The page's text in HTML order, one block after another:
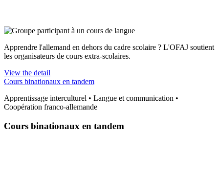
Apprendre l'allemand en dehors du cadre scolaire ? L'OFAJ soutient
les organisateurs de cours extra-scolaires.
View the detail
Cours binationaux en tandem
Apprentissage interculturel • Langue et communication •
Coopération franco-allemande
Cours binationaux en tandem